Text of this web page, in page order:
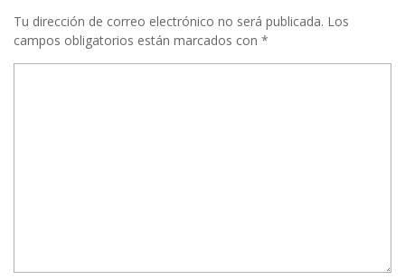
Tu dirección de correo electrónico no será publicada. Los
campos obligatorios están marcados con *